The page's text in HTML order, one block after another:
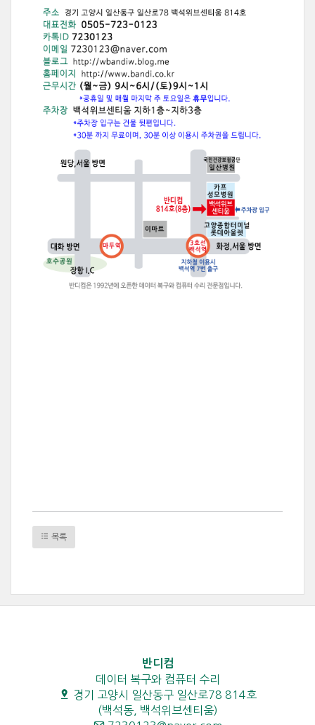
목록
반디컴
데이터 복구와 컴퓨터 수리
경기 고양시 일산동구 일산로78 814호
(백석동, 백석위브센티움)